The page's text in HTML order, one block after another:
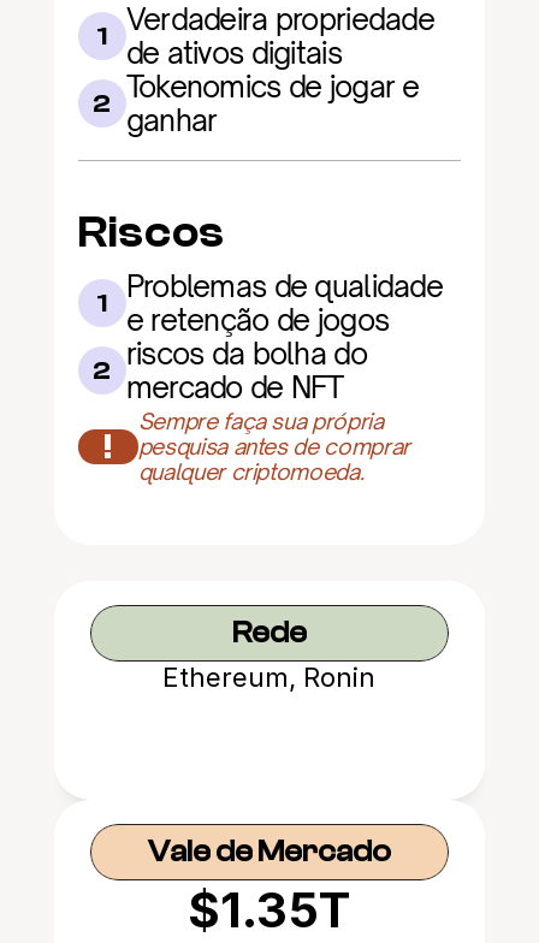
1
Verdadeira propriedade
de ativos digitais
2 Tokenomics de jogar e
ganhar
Riscos
1
Problemas de qualidade
e retenção de jogos
2 riscos da bolha do
mercado de NFT
!
Sempre faça sua própria
pesquisa antes de comprar
qualquer criptomoeda.
Rede
Ethereum, Ronin
Vale de Mercado
$1.35T